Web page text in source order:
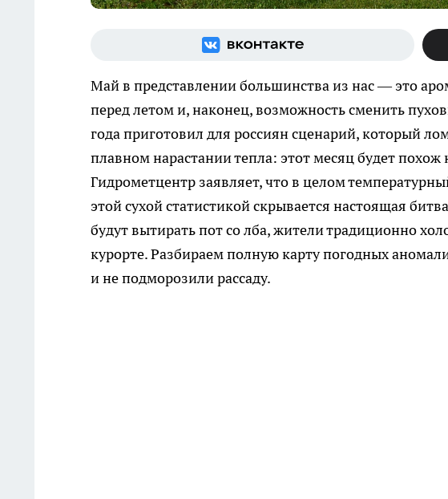
Май в представлении большинства из нас — это
перед летом и, наконец, возможность сменить
года приготовил для россиян сценарий, который
плавном нарастании тепла: этот месяц будет
Гидрометцентр заявляет, что в целом
этой сухой статистикой скрывается настоящая
будут вытирать пот со лба, жители традиционно
курорте. Разбираем полную карту погодных
и не подморозили рассаду.